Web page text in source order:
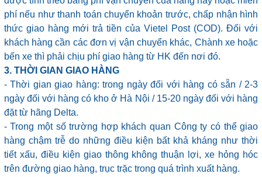
phí nếu như thanh toán chuyển khoản trước, chấp nhận hình
thức giao hàng mới trả tiền của Vietel Post (COD). Đối với
khách hàng cần các đơn vị vận chuyển khác, Chành xe hoặc
bến xe thì phải chịu phí giao hàng từ HK đến nơi đó.
3. THỜI GIAN GIAO HÀNG
- Thời gian giao hàng: trong ngày đối với hàng có sẵn / 2-3
ngày đối với hàng có kho ở Hà Nội / 15-20 ngày đối với hàng
đặt từ hãng Delta.
- Trong một số trường hợp khách quan Công ty có thể giao
hàng chậm trễ do những điều kiện bất khả kháng như thời
tiết xấu, điều kiện giao thông không thuận lợi, xe hỏng hóc
trên đường giao hàng, trục trặc trong quá trình xuất hàng.